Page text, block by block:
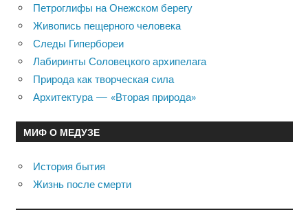
Петроглифы на Онежском берегу
Живопись пещерного человека
Следы Гипербореи
Лабиринты Соловецкого архипелага
Природа как творческая сила
Архитектура — «Вторая природа»
МИФ О МЕДУЗЕ
История бытия
Жизнь после смерти